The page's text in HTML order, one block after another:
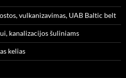
vulkanizavimas, UAB Baltic belt
kanalizacijos šuliniams
kelias